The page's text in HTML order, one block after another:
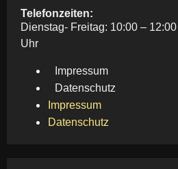
Telefonzeiten:
Dienstag- Freitag: 10:00 –
Uhr
Impressum
Datenschutz
Impressum
Datenschutz